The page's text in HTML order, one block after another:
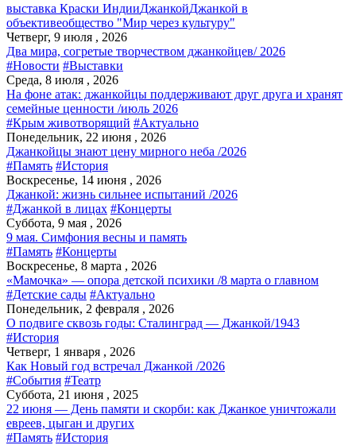
выставка Краски ИндииДжанкойДжанкой в
объективеобщество "Мир через культуру"
Четверг, 9 июля , 2026
Два мира, согретые творчеством джанкойцев/ 2026
#Новости #Выставки
Среда, 8 июля , 2026
На фоне атак: джанкойцы поддерживают друг друга и хранят
семейные ценности /июль 2026
#Крым животворящий #Актуально
Понедельник, 22 июня , 2026
Джанкойцы знают цену мирного неба /2026
#Память #История
Воскресенье, 14 июня , 2026
Джанкой: жизнь сильнее испытаний /2026
#Джанкой в лицах #Концерты
Суббота, 9 мая , 2026
9 мая. Симфония весны и память
#Память #Концерты
Воскресенье, 8 марта , 2026
«Мамочка» — опора детской психики /8 марта о главном
#Детские сады #Актуально
Понедельник, 2 февраля , 2026
О подвиге сквозь годы: Сталинград — Джанкой/1943
#История
Четверг, 1 января , 2026
Как Новый год встречал Джанкой /2026
#События #Театр
Суббота, 21 июня , 2025
22 июня — День памяти и скорби: как Джанкое уничтожали
евреев, цыган и других
#Память #История